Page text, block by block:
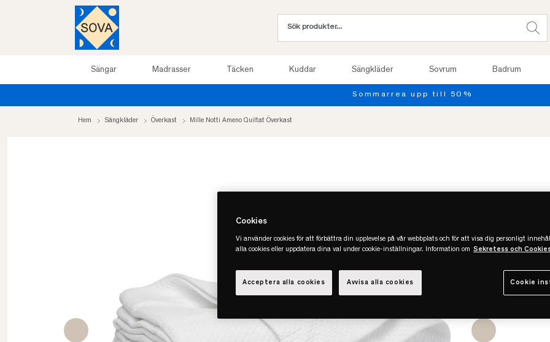
Sängar Madrasser Täcken Kuddar Sängkläder Sovrum Badrum
Provsov upp till
Hem Sängkläder Överkast Mille Notti Ameno Quiltat Överkast
Cookies
Vi använder cookies för att förbättra din upplevelse på vår webbplats och för att visa dig personligt
alla cookies eller uppdatera dina val under cookie-inställningar. Information om Sekretess och
Cookie
Avvisa alla cookies
Acceptera alla cookies